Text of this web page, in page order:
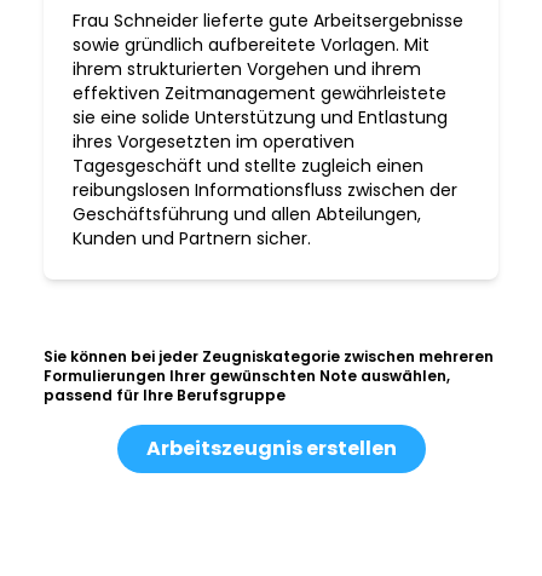
Frau Schneider lieferte gute Arbeitsergebnisse
sowie gründlich aufbereitete Vorlagen. Mit
ihrem strukturierten Vorgehen und ihrem
effektiven Zeitmanagement gewährleistete
sie eine solide Unterstützung und Entlastung
ihres Vorgesetzten im operativen
Tagesgeschäft und stellte zugleich einen
reibungslosen Informationsfluss zwischen der
Geschäftsführung und allen Abteilungen,
Kunden und Partnern sicher.
Sie können bei jeder Zeugniskategorie zwischen mehreren
Formulierungen Ihrer gewünschten Note auswählen,
passend für Ihre Berufsgruppe
Arbeitszeugnis erstellen